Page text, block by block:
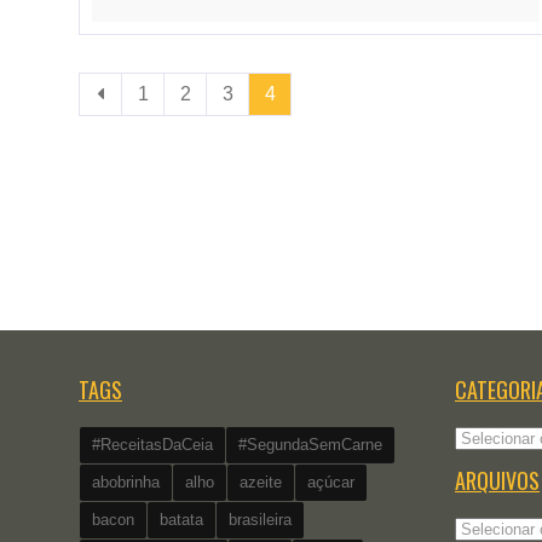
1 2 3 4
TAGS
#ReceitasDaCeia #SegundaSemCarne
abobrinha alho azeite açúcar
bacon batata brasileira
Categorias
ARQUIVOS
Arquivos